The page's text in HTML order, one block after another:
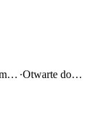
·Otwarte do